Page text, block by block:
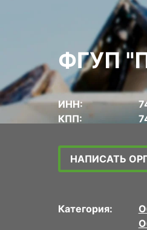
ФГУП
ИНН:
КПП:
НАПИСАТЬ
Категория: